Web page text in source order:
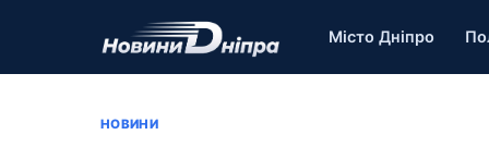
Місто Дніпро
НОВИНИ